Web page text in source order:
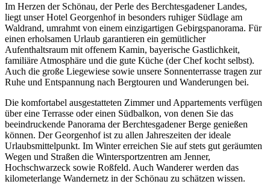
Im Herzen der Schönau, der Perle des Berchtesgadener Landes,
liegt unser Hotel Georgenhof in besonders ruhiger Südlage am
Waldrand, umrahmt von einem einzigartigen Gebirgspanorama. Für
einen erholsamen Urlaub garantieren ein gemütlicher
Aufenthaltsraum mit offenem Kamin, bayerische Gastlichkeit,
familiäre Atmosphäre und die gute Küche (der Chef kocht selbst).
Auch die große Liegewiese sowie unsere Sonnenterrasse tragen zur
Ruhe und Entspannung nach Bergtouren und Wanderungen bei.
Die komfortabel ausgestatteten Zimmer und Appartements verfügen
über eine Terrasse oder einen Südbalkon, von denen Sie das
beeindruckende Panorama der Berchtesgadener Berge genießen
können. Der Georgenhof ist zu allen Jahreszeiten der ideale
Urlaubsmittelpunkt. Im Winter erreichen Sie auf stets gut geräumten
Wegen und Straßen die Wintersportzentren am Jenner,
Hochschwarzeck sowie Roßfeld. Auch Wanderer werden das
kilometerlange Wandernetz in der Schönau zu schätzen wissen.